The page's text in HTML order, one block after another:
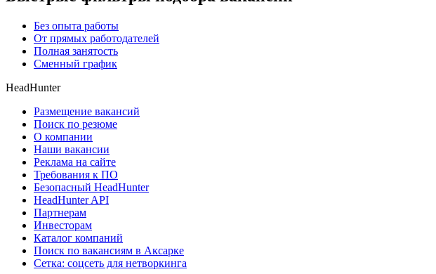
Без опыта работы
От прямых работодателей
Полная занятость
Сменный график
HeadHunter
Размещение вакансий
Поиск по резюме
О компании
Наши вакансии
Реклама на сайте
Требования к ПО
Безопасный HeadHunter
HeadHunter API
Партнерам
Инвесторам
Каталог компаний
Поиск по вакансиям в Аксарке
Сетка: соцсеть для нетворкинга